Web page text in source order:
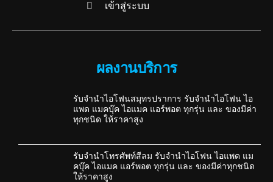
เข้าสู่ระบบ
ผลงานบริการ
รับจำนำไอโฟนสมุทรปราการ รับจำนำไอโฟน ไอ
แพด แมคบุ๊ค ไอแมค แอร์พอต ทุกรุ่น และ ของมีค่า
ทุกชนิด ให้ราคาสูง
รับจำนำโทรศัพท์สีลม รับจำนำไอโฟน ไอแพด แม
คบุ๊ค ไอแมค แอร์พอต ทุกรุ่น และ ของมีค่าทุกชนิด
ให้ราคาสูง